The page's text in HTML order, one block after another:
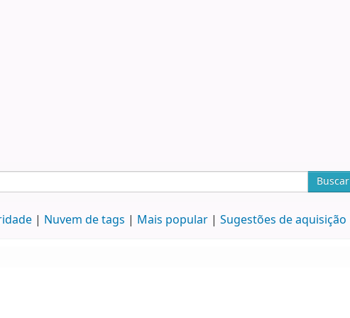
Buscar
Nuvem de tags Mais popular Sugestões de aquisição